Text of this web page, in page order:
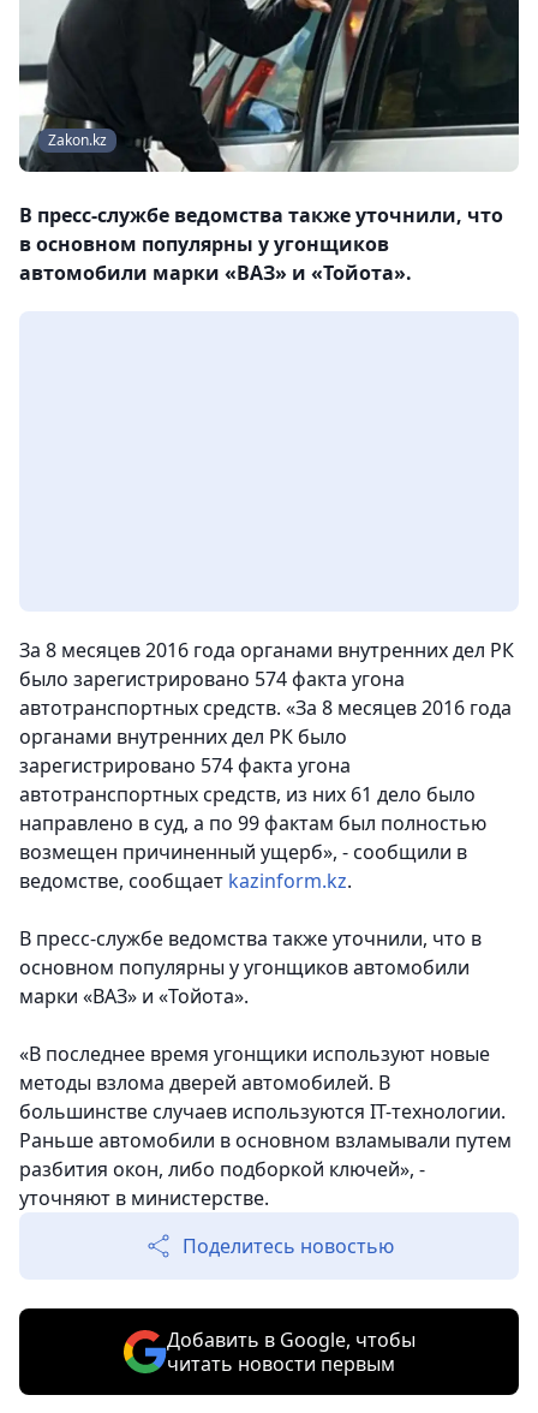
Zakon.kz
В пресс-службе ведомства также уточнили, что
в основном популярны у угонщиков
автомобили марки «ВАЗ» и «Тойота».
За 8 месяцев 2016 года органами внутренних дел РК
было зарегистрировано 574 факта угона
автотранспортных средств. «За 8 месяцев 2016 года
органами внутренних дел РК было
зарегистрировано 574 факта угона
автотранспортных средств, из них 61 дело было
направлено в суд, а по 99 фактам был полностью
возмещен причиненный ущерб», - сообщили в
ведомстве, сообщает kazinform.kz.
В пресс-службе ведомства также уточнили, что в
основном популярны у угонщиков автомобили
марки «ВАЗ» и «Тойота».
«В последнее время угонщики используют новые
методы взлома дверей автомобилей. В
большинстве случаев используются IT-технологии.
Раньше автомобили в основном взламывали путем
разбития окон, либо подборкой ключей», -
уточняют в министерстве.
Поделитесь новостью
Добавить в Google, чтобы
читать новости первым